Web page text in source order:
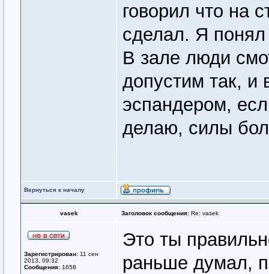
говорил что на
сделал. Я понял
В зале люди
допустим так, и
эспандером,
делаю, силы
Вернуться к началу
vasek Заголовок сообщения: Re: vasek
Зарегистрирован: 11 сен
2013, 09:32
Сообщения: 1658
Это ты
раньше думал,